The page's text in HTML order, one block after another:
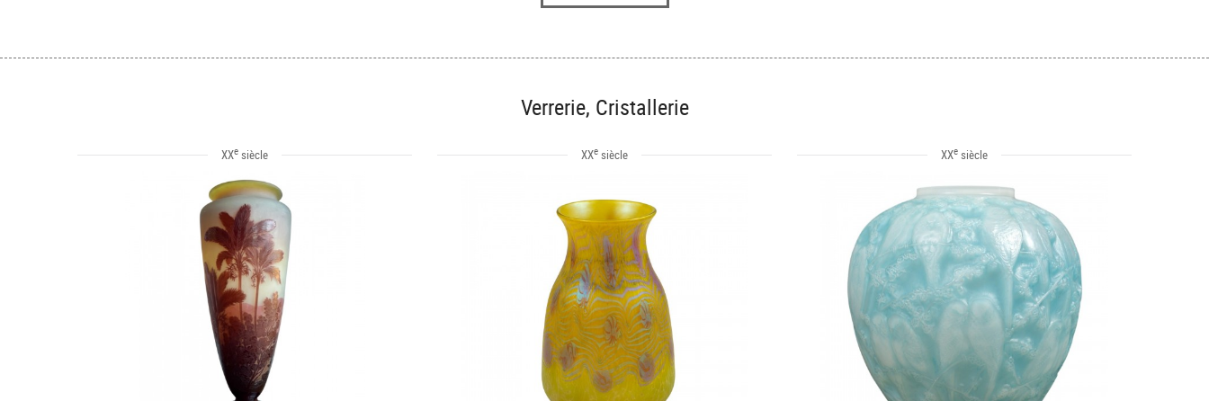
Verrerie, Cristallerie
XXe siècle XXe siècle XXe siècle